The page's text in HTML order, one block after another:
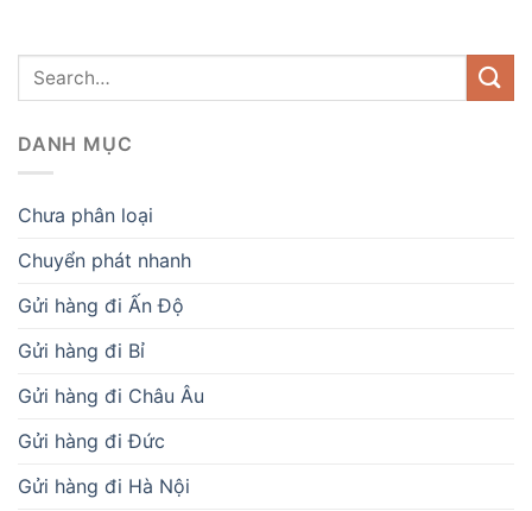
DANH MỤC
Chưa phân loại
Chuyển phát nhanh
Gửi hàng đi Ấn Độ
Gửi hàng đi Bỉ
Gửi hàng đi Châu Âu
Gửi hàng đi Đức
Gửi hàng đi Hà Nội